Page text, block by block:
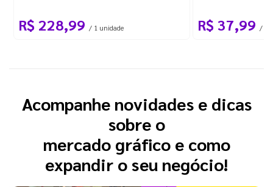
R$ 228,99 / 1 unidade R$ 37,99 / 1
Acompanhe novidades e dicas
sobre o
mercado gráfico e como
expandir o seu negócio!